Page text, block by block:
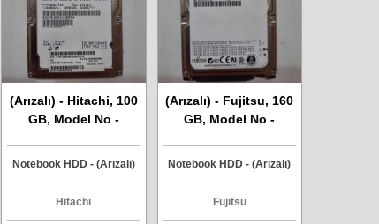
(Arızalı) - Hitachi, 100
GB, Model No -
Sata Harddisk
Notebook HDD - (Arızalı)
Hitachi
(Arızalı) - Fujitsu, 160
GB, Model No -
Harddisk
Notebook HDD - (Arızalı)
Fujitsu